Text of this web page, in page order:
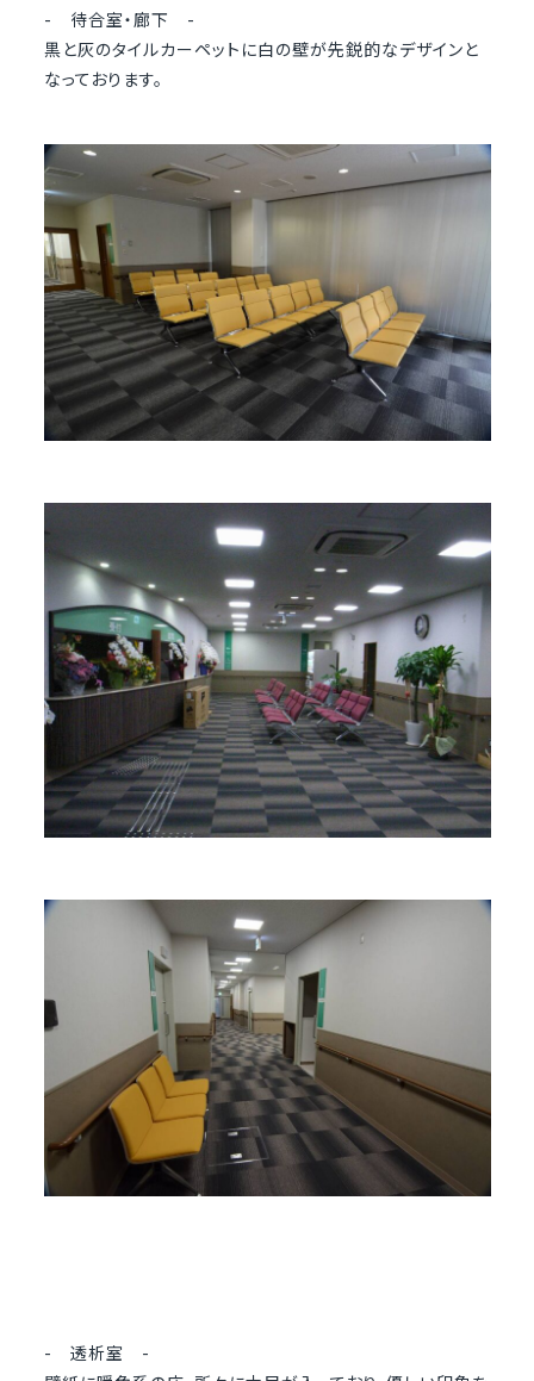
- 待合室・廊下 -
黒と灰のタイルカーペットに白の壁が先鋭的なデザインと
なっております。
- 透析室 -